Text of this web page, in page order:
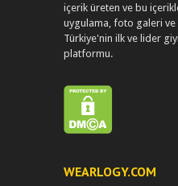
içerik üreten ve bu
uygulama, foto galeri ve
Türkiye'nin ilk ve lider
platformu.
WEARLOGY.COM